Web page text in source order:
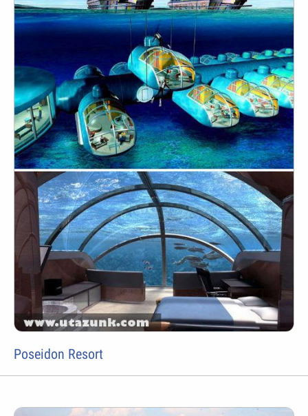
Poseidon Resort